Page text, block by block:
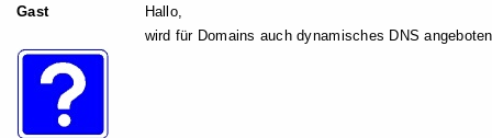
Gast
Hallo,
wird für Domains auch dynamisches DNS